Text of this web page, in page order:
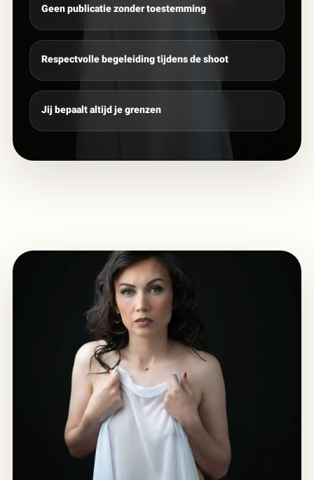
Geen publicatie zonder toestemming
Respectvolle begeleiding tijdens de shoot
Jij bepaalt altijd je grenzen